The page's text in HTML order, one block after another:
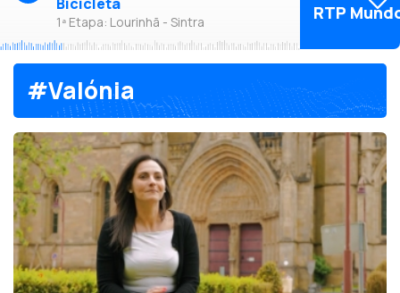
1ª Etapa: Lourinhã - Sintra RTP
#Valónia